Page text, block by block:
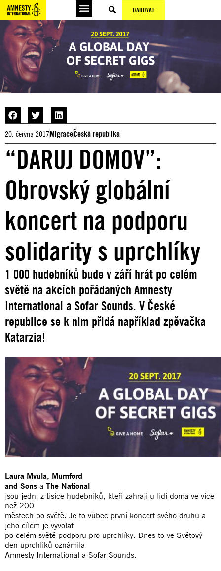
DAROVAT
20. června 2017MigraceČeská republika
“DARUJ DOMOV”:
Obrovský globální
koncert na podporu
solidarity s uprchlíky
1 000 hudebníků bude v září hrát po celém
světě na akcích pořádaných Amnesty
International a Sofar Sounds. V České
republice se k nim přidá například zpěvačka
Katarzia!
Laura Mvula, Mumford
and Sons a The National
jsou jedni z tisíce hudebníků, kteří zahrají u lidí doma ve více
než 200
městech po světě. Je to vůbec první koncert svého druhu a
jeho cílem je vyvolat
po celém světě podporu pro uprchlíky. Dnes to ve Světový
den uprchlíků oznámila
Amnesty International a Sofar Sounds.